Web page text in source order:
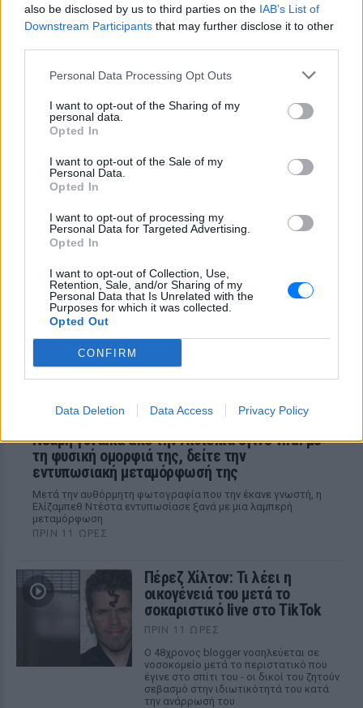
also be disclosed by us to third parties on the IAB’s List of
Downstream Participants that may further disclose it to other
Personal Data Processing Opt Outs
I want to opt-out of the Sharing of my
personal data.
Opted In
I want to opt-out of the Sale of my
Personal Data.
Opted In
I want to opt-out of processing my
Personal Data for Targeted Advertising.
Opted In
I want to opt-out of Collection, Use,
Retention, Sale, and/or Sharing of my
Personal Data that Is Unrelated with the
Purposes for which it was collected.
Opted Out
CONFIRM
Data Deletion Data Access Privacy Policy
Στις εικόνες που ανέβασε ποζάρει με το
μαγιό της στα υπέροχα νερά της Πάρου
Γιώργος Λιάγκας και Μαρία
Αντωνά: Καλοκαιρινές
διακοπές στη Μύκονο με φόντο
το Αιγαίο
Το ζευγάρι απολαμβάνει τις
καλοκαιρινές στιγμές πριν επιστρέψει
Η Αποστολία Ζώη σε παραλία:
«Χαρούμενη, γεμάτη αλμύρα»
Οι φωτογραφίες που ανάρτησε στο
Instagram η Αποστολία Ζώη
Νεαρή γυναίκα από την Αιθιοπία έγινε viral με
τη φυσική ομορφιά της, δείτε την
εντυπωσιακή μεταμόρφωσή της
Μετά την αυθόρμητη φωτογραφία που την έκανε γνωστή, η
Ελίζαμπεθ Ντέστα εντυπωσίασε ξανά με μια λαμπερή
μεταμόρφωση
ΠΡΙΝ 11 ΏΡΕΣ
Πέρεζ Χίλτον: Τι λέει η
οικογένειά του μετά το
σοκαριστικό live στο TikTok
ΠΡΙΝ 11 ΏΡΕΣ
Ο 48χρονος blogger νοσηλεύεται σε
νοσοκομείο μετά το περιστατικό που
έγινε στο σπίτι του - οι δικοί του ζητούν
σεβασμό στην ιδιωτικότητά του κατά
την ανάρρωσή του